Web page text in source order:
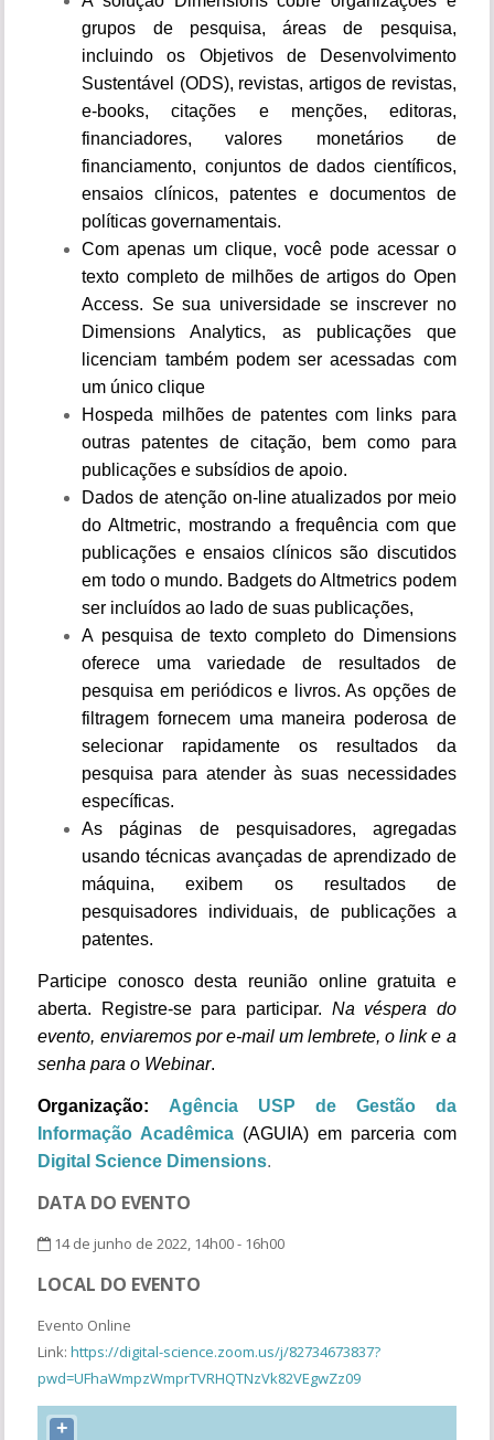
grupos de pesquisa, áreas de pesquisa,
incluindo os Objetivos de Desenvolvimento
Sustentável (ODS), revistas, artigos de revistas,
e-books, citações e menções, editoras,
financiadores, valores monetários de
financiamento, conjuntos de dados científicos,
ensaios clínicos, patentes e documentos de
políticas governamentais.
Com apenas um clique, você pode acessar o
texto completo de milhões de artigos do Open
Access. Se sua universidade se inscrever no
Dimensions Analytics, as publicações que
licenciam também podem ser acessadas com
um único clique
Hospeda milhões de patentes com links para
outras patentes de citação, bem como para
publicações e subsídios de apoio.
Dados de atenção on-line atualizados por meio
do Altmetric, mostrando a frequência com que
publicações e ensaios clínicos são discutidos
em todo o mundo. Badgets do Altmetrics podem
ser incluídos ao lado de suas publicações,
A pesquisa de texto completo do Dimensions
oferece uma variedade de resultados de
pesquisa em periódicos e livros. As opções de
filtragem fornecem uma maneira poderosa de
selecionar rapidamente os resultados da
pesquisa para atender às suas necessidades
específicas.
As páginas de pesquisadores, agregadas
usando técnicas avançadas de aprendizado de
máquina, exibem os resultados de
pesquisadores individuais, de publicações a
patentes.
Participe conosco desta reunião online gratuita e
aberta. Registre-se para participar. Na véspera do
evento, enviaremos por e-mail um lembrete, o link e a
senha para o Webinar.
Organização: Agência USP de Gestão da
Informação Acadêmica (AGUIA) em parceria com
Digital Science Dimensions.
DATA DO EVENTO
14 de junho de 2022, 14h00 - 16h00
LOCAL DO EVENTO
Evento Online
Link:https://digital-science.zoom.us/j/82734673837?
pwd=UFhaWmpzWmprTVRHQTNzVk82VEgwZz09
+